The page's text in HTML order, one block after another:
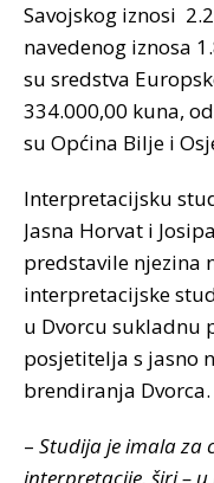
Savojskog iznosi
navedenog iznosa
su sredstva
334.000,00 kuna,
su Općina Bilje i
Interpretacijsku
Jasna Horvat i
predstavile njezina
interpretacijske
u Dvorcu sukladnu
posjetitelja s jasno
brendiranja Dvorca.
– Studija je imala za